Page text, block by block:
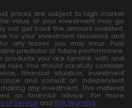
prices are subject to high market
value of your investment may go
not get back the amount invested.
for your investment decisions and
any losses you may incur. Past
predictor of future performance.
products you are familiar with and
risks. You should carefully consider
financial situation, investment
and consult an independent
any investment. This material
as financial advice. For more
of Service and Risk Warning.